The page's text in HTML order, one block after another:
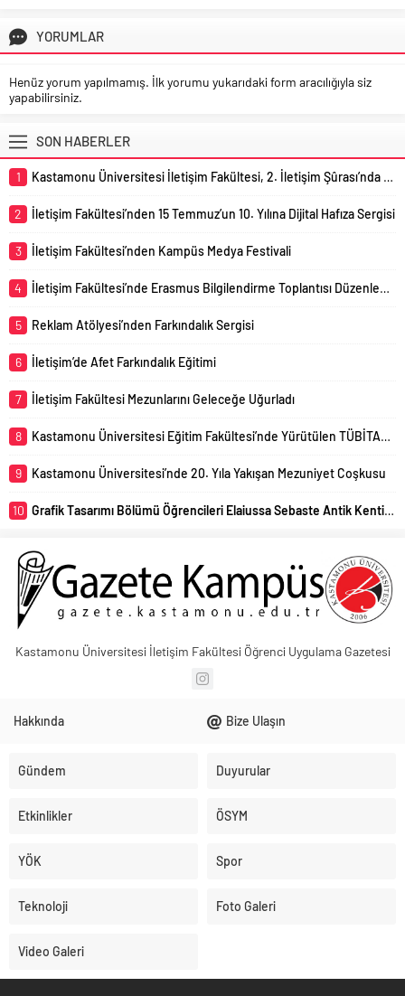
YORUMLAR
Henüz yorum yapılmamış. İlk yorumu yukarıdaki form aracılığıyla siz
yapabilirsiniz.
SON HABERLER
1 Kastamonu Üniversitesi İletişim Fakültesi, 2. İletişim Şûrası’nda Temsil Edildi
2 İletişim Fakültesi’nden 15 Temmuz’un 10. Yılına Dijital Hafıza Sergisi
3 İletişim Fakültesi’nden Kampüs Medya Festivali
4 İletişim Fakültesi’nde Erasmus Bilgilendirme Toplantısı Düzenlendi
5 Reklam Atölyesi’nden Farkındalık Sergisi
6 İletişim’de Afet Farkındalık Eğitimi
7 İletişim Fakültesi Mezunlarını Geleceğe Uğurladı
8 Kastamonu Üniversitesi Eğitim Fakültesi’nde Yürütülen TÜBİTAK 4005 Projesi Başarıyla Sonuçlandı
9 Kastamonu Üniversitesi’nde 20. Yıla Yakışan Mezuniyet Coşkusu
10 Grafik Tasarımı Bölümü Öğrencileri Elaiussa Sebaste Antik Kentini Uzmanlar Eşliğinde Yerinde İnceledi
Kastamonu Üniversitesi İletişim Fakültesi Öğrenci Uygulama Gazetesi
Hakkında Bize Ulaşın
Gündem Duyurular
Etkinlikler ÖSYM
YÖK Spor
Teknoloji Foto Galeri
Video Galeri